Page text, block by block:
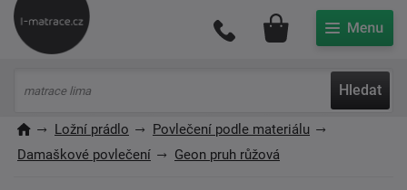
Hledat
Můj účet
Ložní prádlo
Povlečení podle materiálu
Damaškové povlečení
Geon pruh růžová